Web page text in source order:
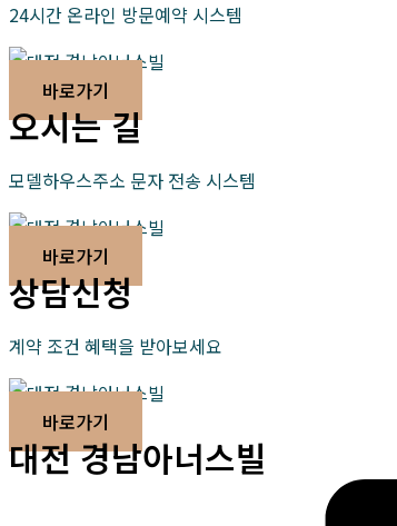
24시간 온라인 방문예약 시스템
바로가기
오시는 길
모델하우스주소 문자 전송 시스템
바로가기
상담신청
계약 조건 혜택을 받아보세요
바로가기
대전 경남아너스빌